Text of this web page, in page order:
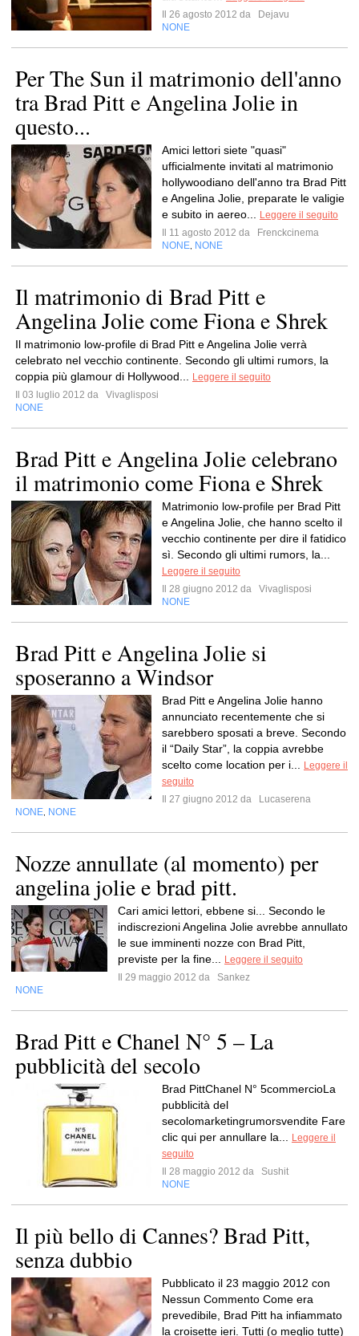
Il 26 agosto 2012 da
Dejavu
NONE
Per The Sun il matrimonio dell'anno
tra Brad Pitt e Angelina Jolie in
questo...
Amici lettori siete "quasi"
ufficialmente invitati al matrimonio
hollywoodiano dell'anno tra Brad Pitt
e Angelina Jolie, preparate le valigie
e subito in aereo...
Leggere il seguito
Il 11 agosto 2012 da
Frenckcinema
NONE NONE
Il matrimonio di Brad Pitt e
Angelina Jolie come Fiona e Shrek
Il matrimonio low-profile di Brad Pitt e Angelina Jolie verrà
celebrato nel vecchio continente. Secondo gli ultimi rumors, la
coppia più glamour di Hollywood...
Leggere il seguito
Il 03 luglio 2012 da
Vivaglisposi
NONE
Brad Pitt e Angelina Jolie celebrano
il matrimonio come Fiona e Shrek
Matrimonio low-profile per Brad Pitt
e Angelina Jolie, che hanno scelto il
vecchio continente per dire il fatidico
sì. Secondo gli ultimi rumors, la...
Leggere il seguito
Il 28 giugno 2012 da
Vivaglisposi
NONE
Brad Pitt e Angelina Jolie si
sposeranno a Windsor
Brad Pitt e Angelina Jolie hanno
annunciato recentemente che si
sarebbero sposati a breve. Secondo
il “Daily Star”, la coppia avrebbe
scelto come location per i...
Leggere il
seguito
Il 27 giugno 2012 da
Lucaserena
NONE NONE
Nozze annullate (al momento) per
angelina jolie e brad pitt.
Cari amici lettori, ebbene si... Secondo le
indiscrezioni Angelina Jolie avrebbe annullato
le sue imminenti nozze con Brad Pitt,
previste per la fine...
Leggere il seguito
Il 29 maggio 2012 da
Sankez
NONE
Brad Pitt e Chanel N° 5 – La
pubblicità del secolo
Brad PittChanel N° 5commercioLa
pubblicità del
secolomarketingrumorsvendite Fare
clic qui per annullare la...
Leggere il
seguito
Il 28 maggio 2012 da
Sushit
NONE
Il più bello di Cannes? Brad Pitt,
senza dubbio
Pubblicato il 23 maggio 2012 con
Nessun Commento Come era
prevedibile, Brad Pitt ha infiammato
la croisette ieri. Tutti (o meglio tutte)